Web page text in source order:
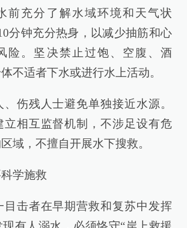
前充分了解水域环境和天气状
分钟充分热身，以减少抽筋和心
险。坚决禁止过饱、空腹、酒
不适者下水或进行水上活动。
、伤残人士避免单独接近水源。
立相互监督机制，不涉足设有危
域，不擅自开展水下搜救。
学施救
目击者在早期营救和复苏中发挥